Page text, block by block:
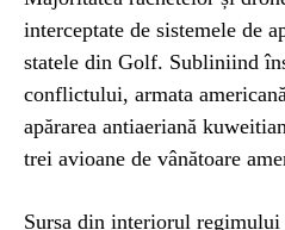
interceptate de sistemele de
statele din Golf. Subliniind
conflictului, armata
apărarea antiaeriană
trei avioane de vânătoare
Sursa din interiorul regimului